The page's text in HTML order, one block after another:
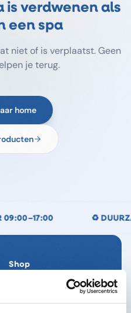
is verdwenen als
een spa
niet of is verplaatst. Geen
je terug.
home
♻️ DUURZAAM VERPAKT
Shop
SpaReady